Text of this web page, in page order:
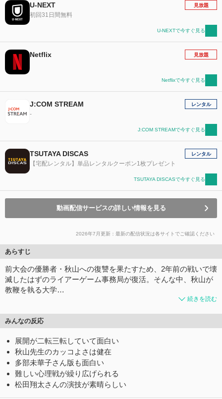
U-NEXT
初回31日間無料
見放題
U-NEXTで今すぐ見る
Netflix 見放題
Netflixで今すぐ見る
J:COM STREAM
-
レンタル
J:COM STREAMで今すぐ見る
TSUTAYA DISCAS
【宅配レンタル】単品レンタルクーポン1枚プレゼント
レンタル
TSUTAYA DISCASで今すぐ見る
動画配信サービスの詳しい情報を見る
2026年7月更新：最新の配信状況は各サイトでご確認ください
あらすじ
前大会の優勝者・秋山への復讐を果たすため、2年前の戦いで壊
滅したはずのライアーゲーム事務局が復活。そんな中、秋山が
教鞭を執る大学…
続きを読む
みんなの反応
展開が二転三転していて面白い
秋山先生のカッコよさは健在
多部未華子さん版も面白い
難しい心理戦が繰り広げられる
松田翔太さんの演技が素晴らしい